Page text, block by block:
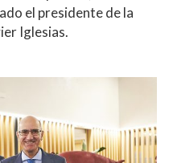
el presidente de la
Iglesias.